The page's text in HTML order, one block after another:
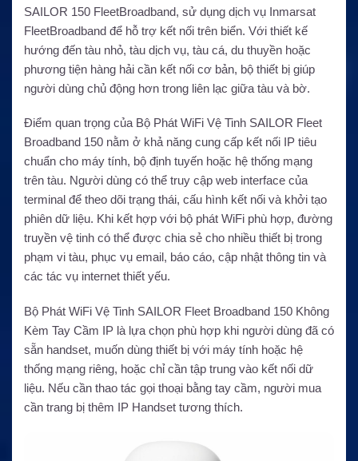
SAILOR 150 FleetBroadband, sử dụng dịch vụ Inmarsat
FleetBroadband để hỗ trợ kết nối trên biển. Với thiết kế
hướng đến tàu nhỏ, tàu dịch vụ, tàu cá, du thuyền hoặc
phương tiện hàng hải cần kết nối cơ bản, bộ thiết bị giúp
người dùng chủ động hơn trong liên lạc giữa tàu và bờ.
Điểm quan trọng của Bộ Phát WiFi Vệ Tinh SAILOR Fleet
Broadband 150 nằm ở khả năng cung cấp kết nối IP tiêu
chuẩn cho máy tính, bộ định tuyến hoặc hệ thống mạng
trên tàu. Người dùng có thể truy cập web interface của
terminal để theo dõi trạng thái, cấu hình kết nối và khởi tạo
phiên dữ liệu. Khi kết hợp với bộ phát WiFi phù hợp, đường
truyền vệ tinh có thể được chia sẻ cho nhiều thiết bị trong
phạm vi tàu, phục vụ email, báo cáo, cập nhật thông tin và
các tác vụ internet thiết yếu.
Bộ Phát WiFi Vệ Tinh SAILOR Fleet Broadband 150 Không
Kèm Tay Cầm IP là lựa chọn phù hợp khi người dùng đã có
sẵn handset, muốn dùng thiết bị với máy tính hoặc hệ
thống mạng riêng, hoặc chỉ cần tập trung vào kết nối dữ
liệu. Nếu cần thao tác gọi thoại bằng tay cầm, người mua
cần trang bị thêm IP Handset tương thích.